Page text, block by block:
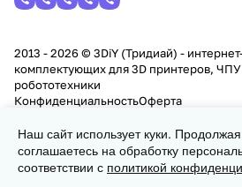
В корзину
2013 - 2026 © 3DiY (Тридиай) -
комплектующих для 3D принтеров, ЧПУ
робототехники
КонфиденциальностьОферта
Наш сайт использует куки.
соглашаетесь на обработку
соответствии с политикой